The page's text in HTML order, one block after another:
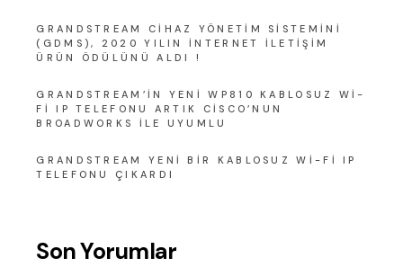
GRANDSTREAM CIHAZ YÖNETIM SISTEMINI
(GDMS), 2020 YILIN İNTERNET İLETIŞIM
ÜRÜN ÖDÜLÜNÜ ALDI !
GRANDSTREAM’IN YENI WP810 KABLOSUZ WI-
FI IP TELEFONU ARTIK CISCO’NUN
BROADWORKS ILE UYUMLU
GRANDSTREAM YENI BIR KABLOSUZ WI-FI IP
TELEFONU ÇIKARDI
Son Yorumlar